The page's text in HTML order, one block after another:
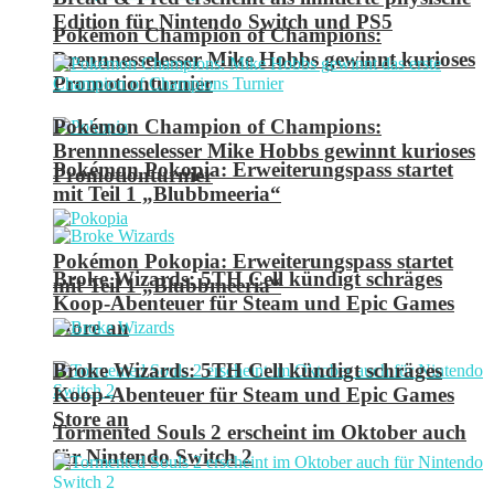
Pokémon Champion of Champions:
Brennnesselesser Mike Hobbs gewinnt kurioses
Promotionturnier
Pokémon Pokopia: Erweiterungspass startet
mit Teil 1 „Blubbmeeria“
Broke Wizards: 5TH Cell kündigt schräges
Koop-Abenteuer für Steam und Epic Games
Store an
Tormented Souls 2 erscheint im Oktober auch
für Nintendo Switch 2
Edition für Nintendo Switch und PS5
Pokémon Champion of Champions:
Brennnesselesser Mike Hobbs gewinnt kurioses
Promotionturnier
Pokémon Pokopia: Erweiterungspass startet
mit Teil 1 „Blubbmeeria“
Broke Wizards: 5TH Cell kündigt schräges
Koop-Abenteuer für Steam und Epic Games
Store an